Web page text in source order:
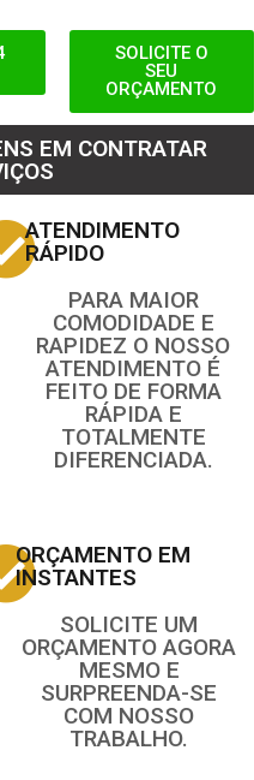
SOLICITE O
SEU
ORÇAMENTO
EM CONTRATAR
ATENDIMENTO
RÁPIDO
PARA MAIOR
COMODIDADE E
RAPIDEZ O NOSSO
ATENDIMENTO É
FEITO DE FORMA
RÁPIDA E
TOTALMENTE
DIFERENCIADA.
ORÇAMENTO EM
INSTANTES
SOLICITE UM
ORÇAMENTO AGORA
MESMO E
SURPREENDA-SE
COM NOSSO
TRABALHO.